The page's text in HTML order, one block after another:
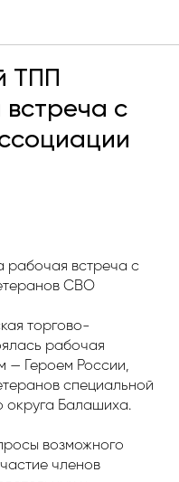
ТПП
с
встреча с
СВО
торгово-
рабочая
— Героем России,
специальной
округа Балашиха.
возможного
членов